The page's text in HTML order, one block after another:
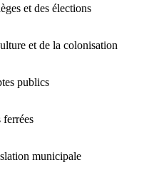
et des élections
et de la colonisation
publics
municipale